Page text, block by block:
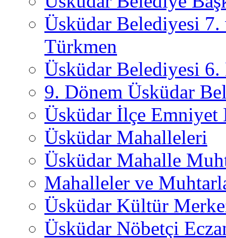
Üsküdar Belediyesi
Türkmen
Üsküdar Belediyesi 6.
9. Dönem Üsküdar
Üsküdar İlçe
Üsküdar Mahalleleri
Üsküdar Mahalle
Mahalleler ve
Üsküdar Kültür
Üsküdar Nöbetçi